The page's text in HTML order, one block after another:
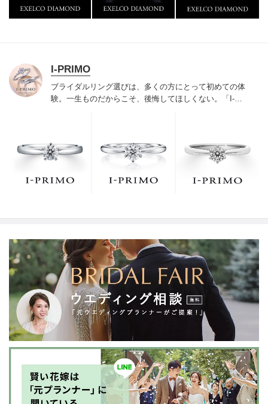
I-PRIMO
ブライダルリング選びは、多くの方にとって初めての体
験。一生ものだからこそ、後悔してほしくない。「I-
でお待ちしております。リング選びの最初の一歩をご一
緒に。まずは、アイプリモへ。